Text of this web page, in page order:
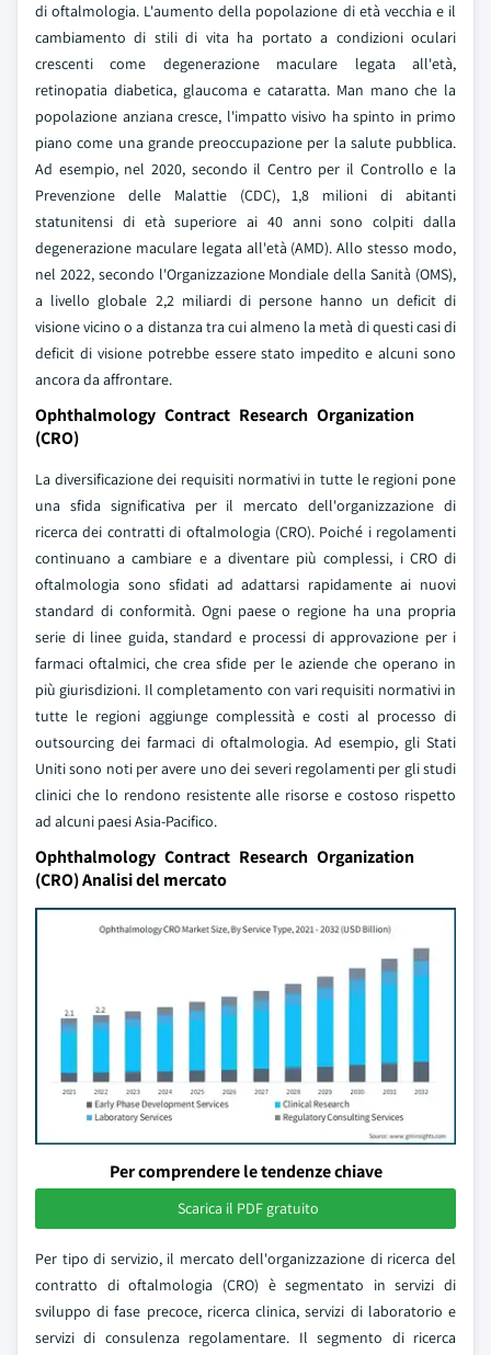
di oftalmologia. L'aumento della popolazione di età vecchia e il
cambiamento di stili di vita ha portato a condizioni oculari
crescenti come degenerazione maculare legata all'età,
retinopatia diabetica, glaucoma e cataratta. Man mano che la
popolazione anziana cresce, l'impatto visivo ha spinto in primo
piano come una grande preoccupazione per la salute pubblica.
Ad esempio, nel 2020, secondo il Centro per il Controllo e la
Prevenzione delle Malattie (CDC), 1,8 milioni di abitanti
statunitensi di età superiore ai 40 anni sono colpiti dalla
degenerazione maculare legata all'età (AMD). Allo stesso modo,
nel 2022, secondo l'Organizzazione Mondiale della Sanità (OMS),
a livello globale 2,2 miliardi di persone hanno un deficit di
visione vicino o a distanza tra cui almeno la metà di questi casi di
deficit di visione potrebbe essere stato impedito e alcuni sono
ancora da affrontare.
Ophthalmology Contract Research Organization
(CRO)
La diversificazione dei requisiti normativi in tutte le regioni pone
una sfida significativa per il mercato dell'organizzazione di
ricerca dei contratti di oftalmologia (CRO). Poiché i regolamenti
continuano a cambiare e a diventare più complessi, i CRO di
oftalmologia sono sfidati ad adattarsi rapidamente ai nuovi
standard di conformità. Ogni paese o regione ha una propria
serie di linee guida, standard e processi di approvazione per i
farmaci oftalmici, che crea sfide per le aziende che operano in
più giurisdizioni. Il completamento con vari requisiti normativi in
tutte le regioni aggiunge complessità e costi al processo di
outsourcing dei farmaci di oftalmologia. Ad esempio, gli Stati
Uniti sono noti per avere uno dei severi regolamenti per gli studi
clinici che lo rendono resistente alle risorse e costoso rispetto
ad alcuni paesi Asia-Pacifico.
Ophthalmology Contract Research Organization
(CRO) Analisi del mercato
Per comprendere le tendenze chiave
Scarica il PDF gratuito
Per tipo di servizio, il mercato dell'organizzazione di ricerca del
contratto di oftalmologia (CRO) è segmentato in servizi di
sviluppo di fase precoce, ricerca clinica, servizi di laboratorio e
servizi di consulenza regolamentare. Il segmento di ricerca